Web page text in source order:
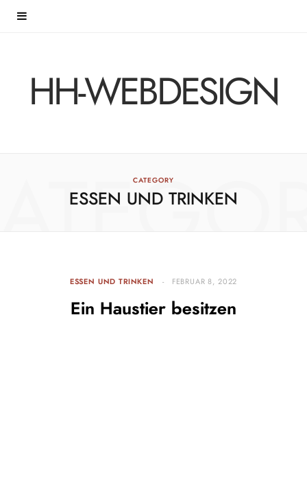
HH-WEBDESIGN
CATEGORY
ESSEN UND TRINKEN
ESSEN UND TRINKEN FEBRUAR 8, 2022
Ein Haustier besitzen